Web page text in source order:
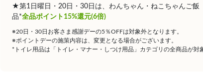
★第1日曜日・20日・30日は、わんちゃん・ねこちゃんご飯
品*全品ポイント15%還元(6倍)
※20日・30日お客さま感謝デーの5％OFFは対象外となります。
※ポイントデーの施策内容は、変更となる場合がございます。
*トイレ用品は「トイレ・マナー・しつけ用品」カテゴリの全商品が対